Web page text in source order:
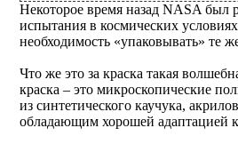
Некоторое время назад NASA был
испытания в космических
необходимость «упаковывать» те
Что же это за краска такая
краска – это микроскопические
из синтетического каучука,
обладающим хорошей адаптацией